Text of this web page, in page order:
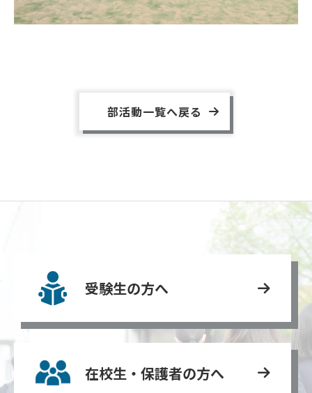
部活動一覧へ戻る
受験生の方へ
在校生・保護者の方へ